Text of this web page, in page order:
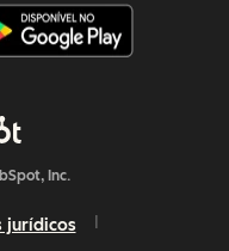
Inc.
jurídicos